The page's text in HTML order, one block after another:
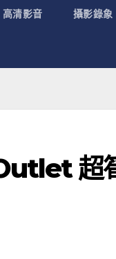
高清影音 攝影錄象
超